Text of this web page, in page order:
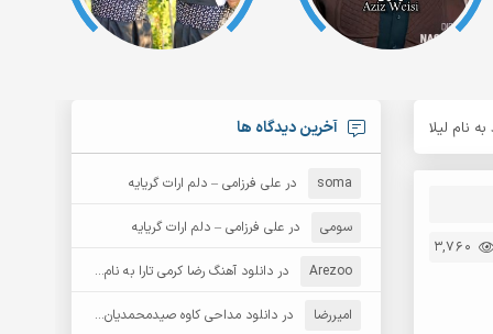
نام لیلا
3,760
آخرین دیدگاه ها
soma درعلی فرزامی – دلم ارات گریایه
سومی درعلی فرزامی – دلم ارات گریایه
Arezoo دردانلود آهنگ رضا کرمی تارا به نام قمار
امیررضا دردانلود مداحی کاوه صیدمحمدیان به نام سردار باوفا